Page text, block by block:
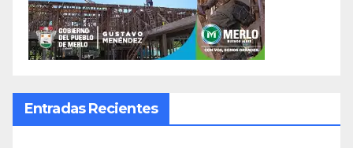
Entradas Recientes